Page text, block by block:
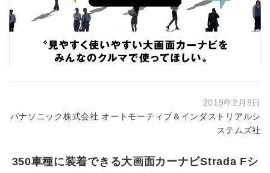
2019年2月8日
パナソニック株式会社 オートモーティブ＆インダストリアルシ
ステムズ社
350車種に装着できる大画面カーナビStrada Fシ